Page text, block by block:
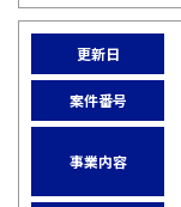
更新日
案件番号
事業内容